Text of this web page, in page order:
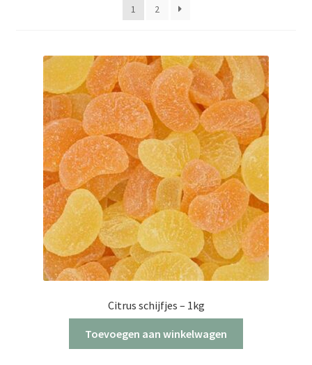
1 2
Citrus schijfjes – 1kg
Toevoegen aan winkelwagen